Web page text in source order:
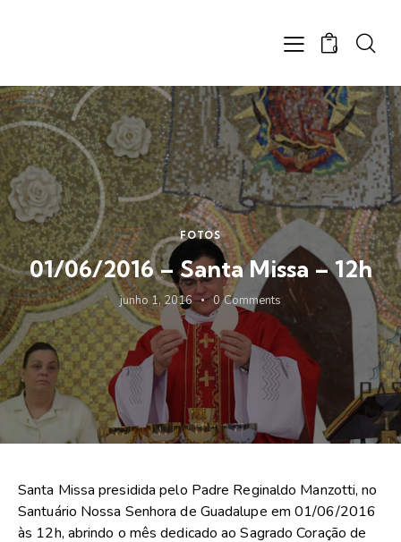
0
FOTOS
01/06/2016 – Santa Missa – 12h
junho 1, 2016 0 Comments
Santa Missa presidida pelo Padre Reginaldo Manzotti, no
Santuário Nossa Senhora de Guadalupe em 01/06/2016
às 12h, abrindo o mês dedicado ao Sagrado Coração de